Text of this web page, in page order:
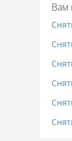
Вам